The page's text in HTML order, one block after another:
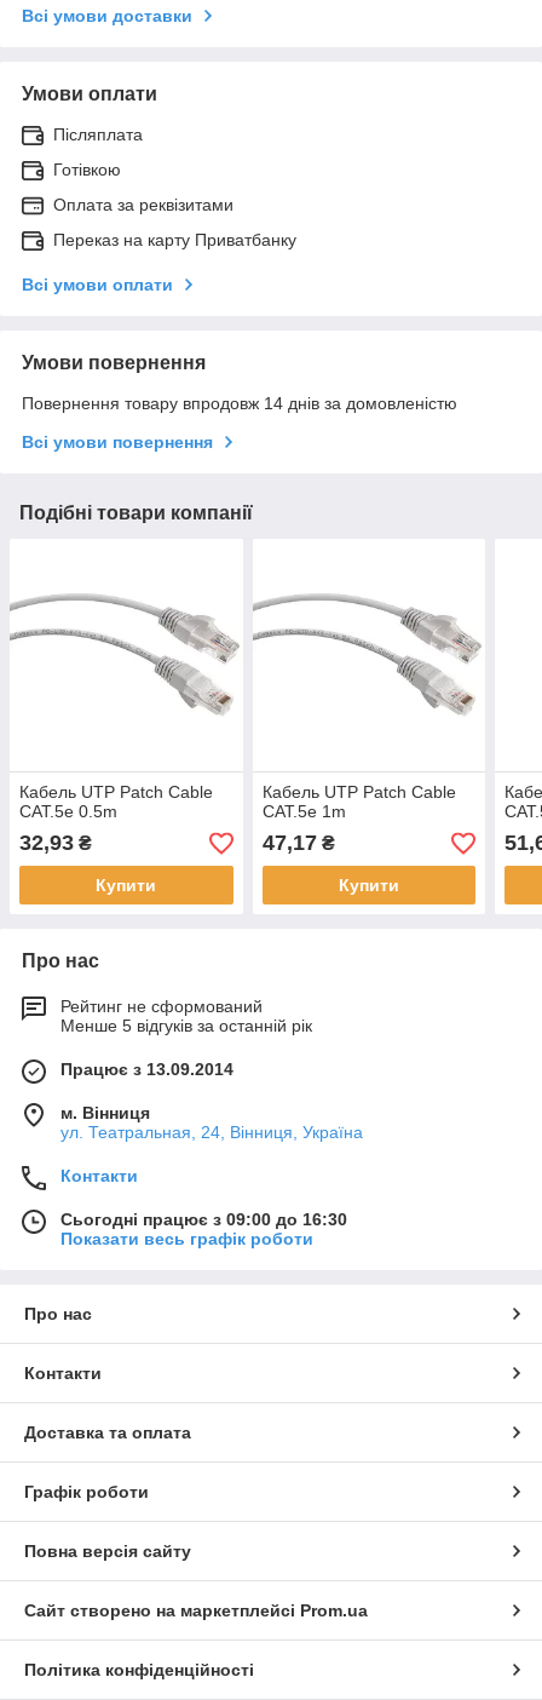
Всі умови доставки
Умови оплати
Післяплата
Готівкою
Оплата за реквізитами
Переказ на карту Приватбанку
Всі умови оплати
Умови повернення
Повернення товару впродовж 14 днів за домовленістю
Всі умови повернення
Подібні товари компанії
Кабель UTP Patch Cable
CAT.5e 0.5m
32,93 ₴
Купити
Кабель UTP Patch Cable
CAT.5e 1m
47,17₴
Купити
Про нас
Рейтинг не сформований
Менше 5 відгуків за останній рік
Працює з 13.09.2014
м. Вінниця
ул. Театральная, 24, Вінниця, Україна
Контакти
Сьогодні працює з 09:00 до 16:30
Показати весь графік роботи
Про нас
Контакти
Доставка та оплата
Графік роботи
Повна версія сайту
Сайт створено на маркетплейсі Prom.ua
Політика конфіденційності